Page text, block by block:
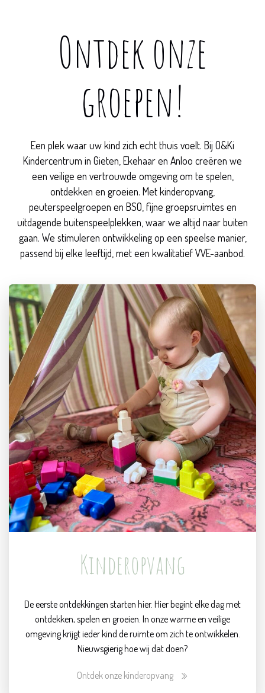
Ontdek onze
groepen!
Een plek waar uw kind zich echt thuis voelt. Bij O&Ki
Kindercentrum in Gieten, Ekehaar en Anloo creëren we
een veilige en vertrouwde omgeving om te spelen,
ontdekken en groeien. Met kinderopvang,
peuterspeelgroepen en BSO, fijne groepsruimtes en
uitdagende buitenspeelplekken, waar we altijd naar buiten
gaan. We stimuleren ontwikkeling op een speelse manier,
passend bij elke leeftijd, met een kwalitatief VVE-aanbod.
Kinderopvang
De eerste ontdekkingen starten hier. Hier begint elke dag met
ontdekken, spelen en groeien. In onze warme en veilige
omgeving krijgt ieder kind de ruimte om zich te ontwikkelen.
Nieuwsgierig hoe wij dat doen?
Ontdek onze kinderopvang